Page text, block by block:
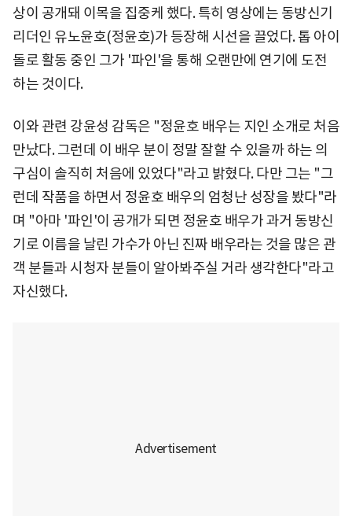
상이 공개돼 이목을 집중케 했다. 특히 영상에는 동방신기
리더인 유노윤호(정윤호)가 등장해 시선을 끌었다. 톱 아이
돌로 활동 중인 그가 '파인'을 통해 오랜만에 연기에 도전
하는 것이다.
이와 관련 강윤성 감독은 "정윤호 배우는 지인 소개로 처음
만났다. 그런데 이 배우 분이 정말 잘할 수 있을까 하는 의
구심이 솔직히 처음에 있었다"라고 밝혔다. 다만 그는 "그
런데 작품을 하면서 정윤호 배우의 엄청난 성장을 봤다"라
며 "아마 '파인'이 공개가 되면 정윤호 배우가 과거 동방신
기로 이름을 날린 가수가 아닌 진짜 배우라는 것을 많은 관
객 분들과 시청자 분들이 알아봐주실 거라 생각한다"라고
자신했다.